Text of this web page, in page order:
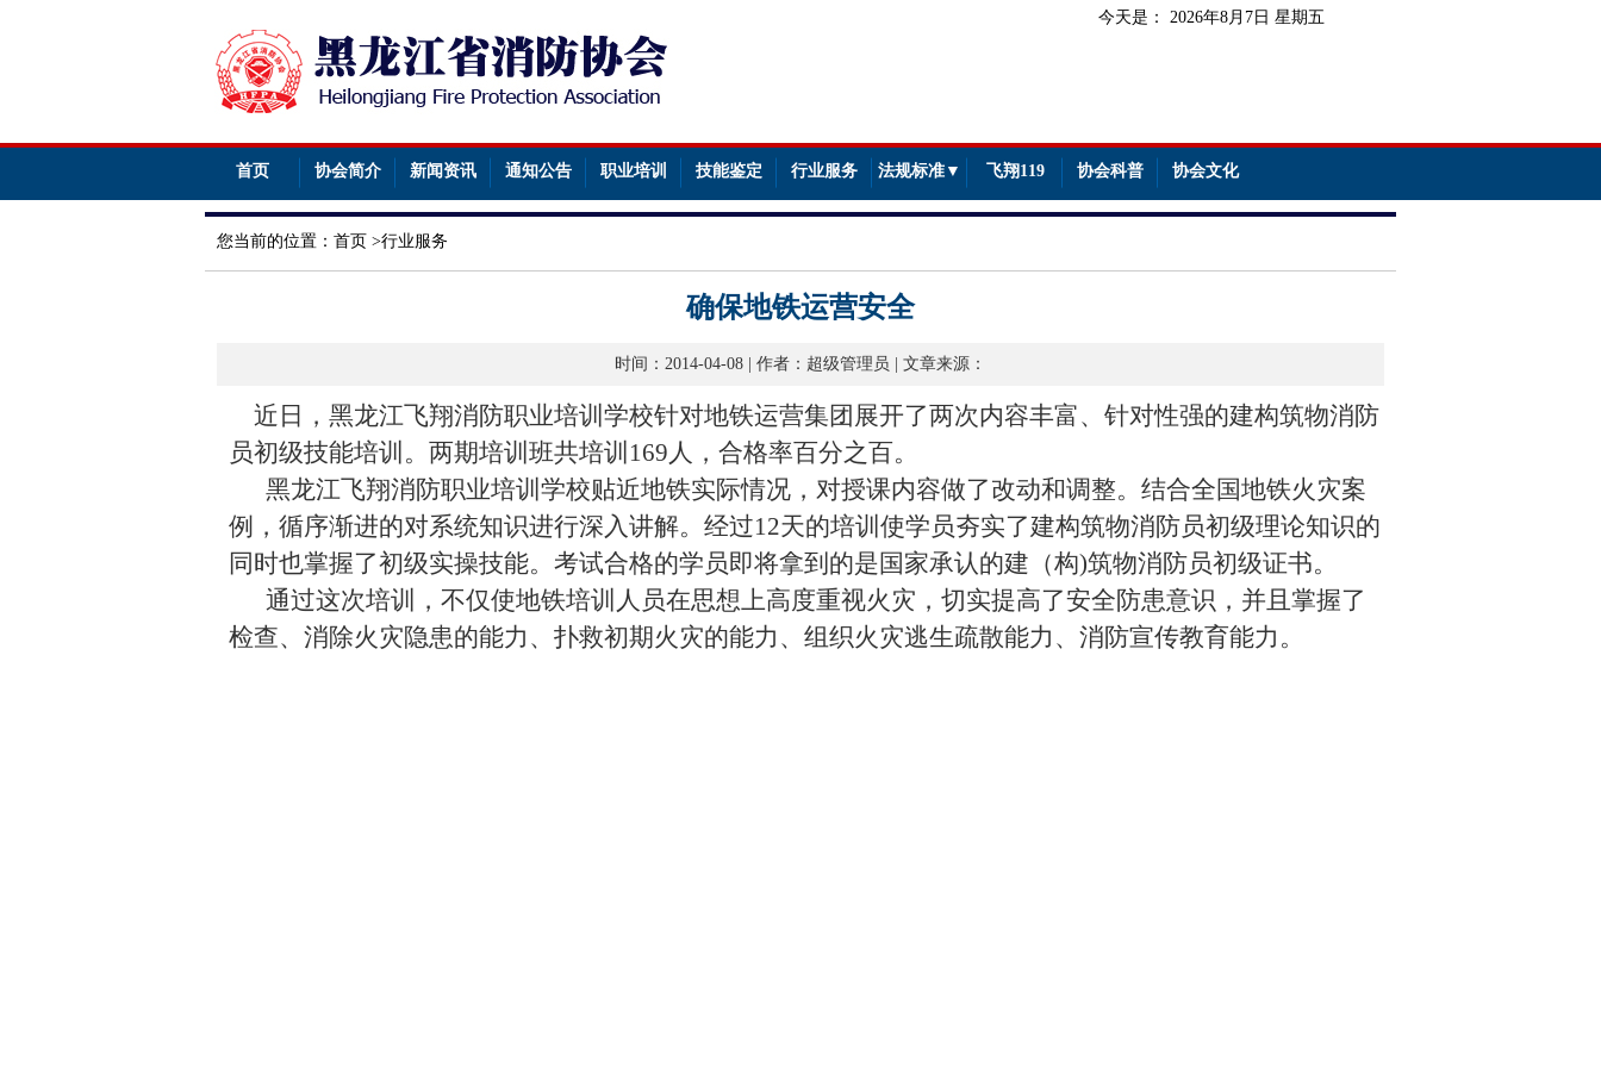
今天是： 2026年8月7日 星期五
首页 协会简介 新闻资讯 通知公告 职业培训 技能鉴定 行业服务 法规标准▼ 飞翔119 协会科普 协会文化
您当前的位置： 首页 >行业服务
确保地铁运营安全
时间：2014-04-08 | 作者：超级管理员 | 文章来源：
近日 ，黑龙江飞翔消防职业培训学校针对地铁运营集团展开了两次内容丰富、针对性强的建构筑物消防
员初级技能培训。两期培训 班共培训169人，合格率百分之百。
黑龙江飞翔消防职业培训学校贴近地铁实际情况，对授课内容做了改动和调整。结合全国地铁火灾案
例，循序渐进的对系统知识进行深入讲解。经过12天的培训使学员夯实了建构筑物消防员初级理论知识的
同时也掌握了初级实操技能。考试合格的学员即将拿到的是国家承认的建 （构)筑物消防员初级证书。
通过这次培训，不仅使地铁培训 人员在思想上高度重视火灾，切实提高了安全防患意识， 并且掌握了
检查、消除火灾隐患的能力、扑救初期火灾的能力、组织火灾逃生疏散能力、消防宣传教育能力。